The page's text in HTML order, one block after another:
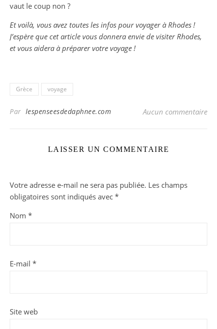
vaut le coup non ?
Et voilà, vous avez toutes les infos pour voyager à Rhodes !
J’espère que cet article vous donnera envie de visiter Rhodes,
et vous aidera à préparer votre voyage !
Grèce voyage
Par lespenseesdedaphnee.com Aucun commentaire
LAISSER UN COMMENTAIRE
Votre adresse e-mail ne sera pas publiée. Les champs
obligatoires sont indiqués avec *
Nom *
E-mail *
Site web